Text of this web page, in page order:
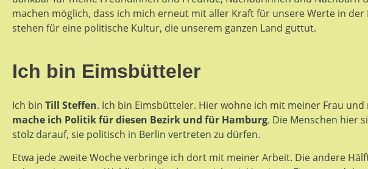
machen möglich, dass ich mich erneut mit aller Kraft für unsere Werte in der
stehen für eine politische Kultur, die unserem ganzen Land guttut.
Ich bin Eimsbütteler
Ich bin Till Steffen. Ich bin Eimsbütteler. Hier wohne ich mit meiner Frau
mache ich Politikfür diesen Bezirk und für Hamburg. Die Menschen hier
stolz darauf, sie politisch in Berlin vertreten zu dürfen.
Etwa jede zweite Woche verbringe ich dort mit meiner Arbeit. Die andere